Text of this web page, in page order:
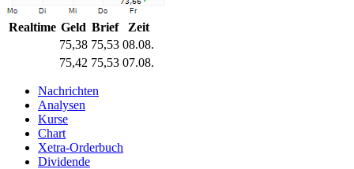
Realtime Geld Brief
Zeit
75,38 75,53 08.08.
75,42 75,53 07.08.
Nachrichten
Analysen
Kurse
Chart
Xetra-Orderbuch
Dividende